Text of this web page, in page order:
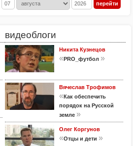
видеоблоги
Никита Кузнецов
«PRO_футбол »
Вячеслав Трофимов
«Как обеспечить
порядок на Русской
земле »
Олег Коргунов
«Отцы и дети »